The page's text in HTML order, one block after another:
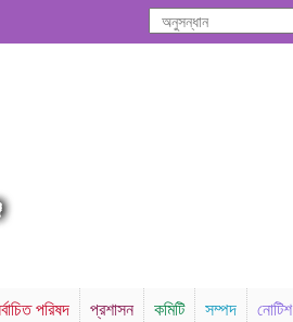
পরিষদ প্রশাসন কমিটি সম্পদ